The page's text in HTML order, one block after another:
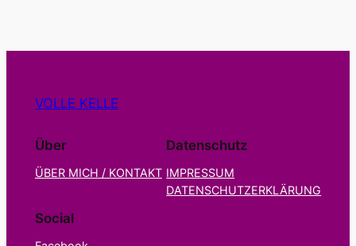
VOLLE KELLE
Über
ÜBER MICH / KONTAKT
Datenschutz
IMPRESSUM
DATENSCHUTZERKLÄRUNG
Social